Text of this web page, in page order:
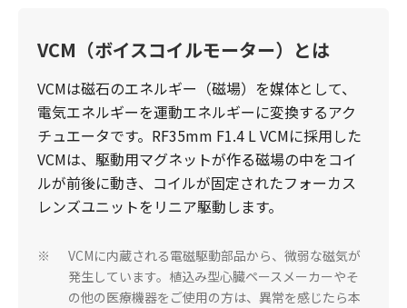
VCM（ボイスコイルモーター）とは
VCMは磁石のエネルギー（磁場）を媒体として、
電気エネルギーを運動エネルギーに変換するアク
チュエータです。RF35mm F1.4 L VCMに採用した
VCMは、駆動用マグネットが作る磁場の中をコイ
ルが前後に動き、コイルが固定されたフォーカス
レンズユニットをリニア駆動します。
※
VCMに内蔵される電磁駆動部品から、微弱な磁気が
発生しています。植込み型心臓ペースメーカーやそ
の他の医療機器をご使用の方は、異常を感じたら本